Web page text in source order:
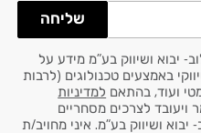
שליחה
יבוא ושיווק בע"מ מידע על
באמצעים טכנולוגים (לרבות
למדיניות
ויעובד לצרכים מסחריים
ושיווק בע"מ. איני מחויב/ת